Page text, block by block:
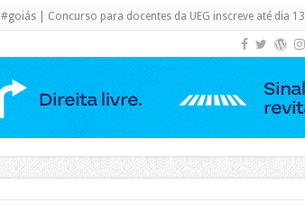
#goiás | Concurso para docentes da UEG inscreve até dia 13